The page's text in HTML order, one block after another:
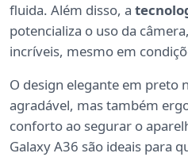
fluida. Além disso, a
potencializa o uso da
incríveis, mesmo em
O design elegante em preto
agradável, mas também
conforto ao segurar o
Galaxy A36 são ideais para